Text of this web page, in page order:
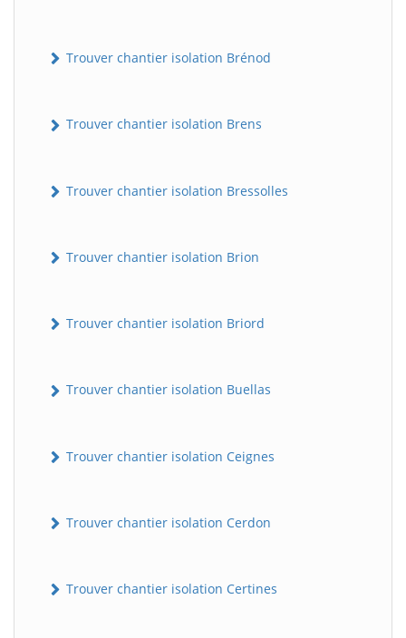
Trouver chantier isolation Brénod
Trouver chantier isolation Brens
Trouver chantier isolation Bressolles
Trouver chantier isolation Brion
Trouver chantier isolation Briord
Trouver chantier isolation Buellas
Trouver chantier isolation Ceignes
Trouver chantier isolation Cerdon
Trouver chantier isolation Certines